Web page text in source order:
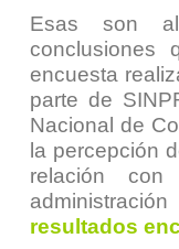
Esas son
conclusiones
encuesta
parte de
Nacional de
la percepción
relación
resultados